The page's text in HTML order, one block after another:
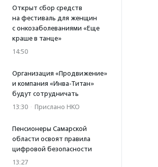
Открыт сбор средств
на фестиваль для женщин
с онкозаболеваниями «Еще
краше в танце»
14:50
Организация «Продвижение»
и компания «Инва-Титан»
будут сотрудничать
13:30 · Прислано НКО
Пенсионеры Самарской
области освоят правила
цифровой безопасности
13:27